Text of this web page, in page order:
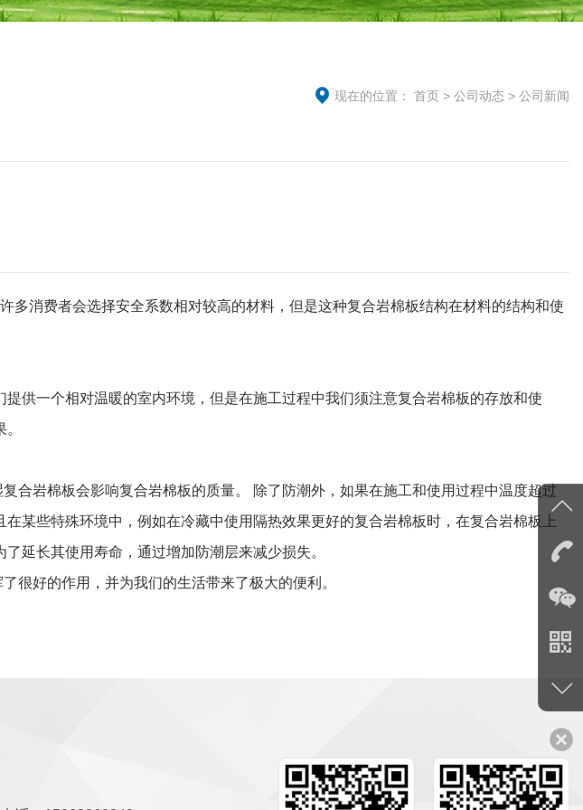
现在的位置： 首页 > 公司动态 > 公司新闻
消费者会选择安全系数相对较高的材料，但是这种复合岩棉板结构在材料的结构和使
一个相对温暖的室内环境，但是在施工过程中我们须注意复合岩棉板的存放和使
岩棉板会影响复合岩棉板的质量。 除了防潮外，如果在施工和使用过程中温度超过
某些特殊环境中，例如在冷藏中使用隔热效果更好的复合岩棉板时，在复合岩棉板上
延长其使用寿命，通过增加防潮层来减少损失。
好的作用，并为我们的生活带来了极大的便利。